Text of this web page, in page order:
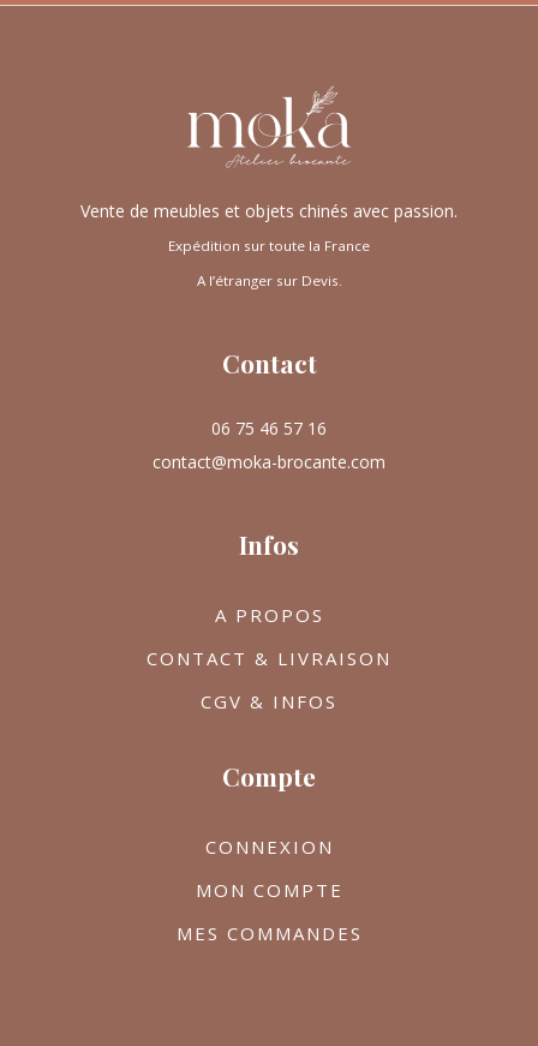
Vente de meubles et objets chinés avec passion.
Expédition sur toute la France
A l’étranger sur Devis.
Contact
06 75 46 57 16
contact@moka-brocante.com
Infos
A PROPOS
CONTACT & LIVRAISON
CGV & INFOS
Compte
CONNEXION
MON COMPTE
MES COMMANDES